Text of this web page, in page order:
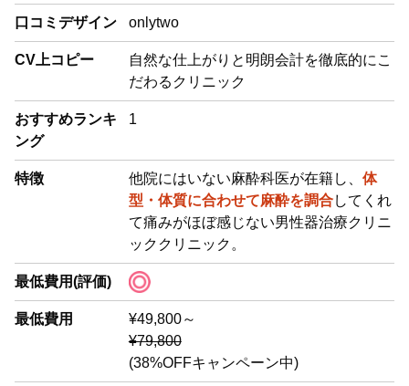
口コミデザイン onlytwo
CV上コピー
自然な仕上がりと明朗会計を徹底的にこ
だわるクリニック
おすすめランキ
ング
1
特徴 他院にはいない麻酔科医が在籍し、 体
型・体質に合わせて麻酔を調合してくれ
て痛みがほぼ感じない男性器治療クリニ
ッククリニック。
最低費用(評価)
最低費用
¥49,800～
¥79,800
(38%OFFキャンペーン中)